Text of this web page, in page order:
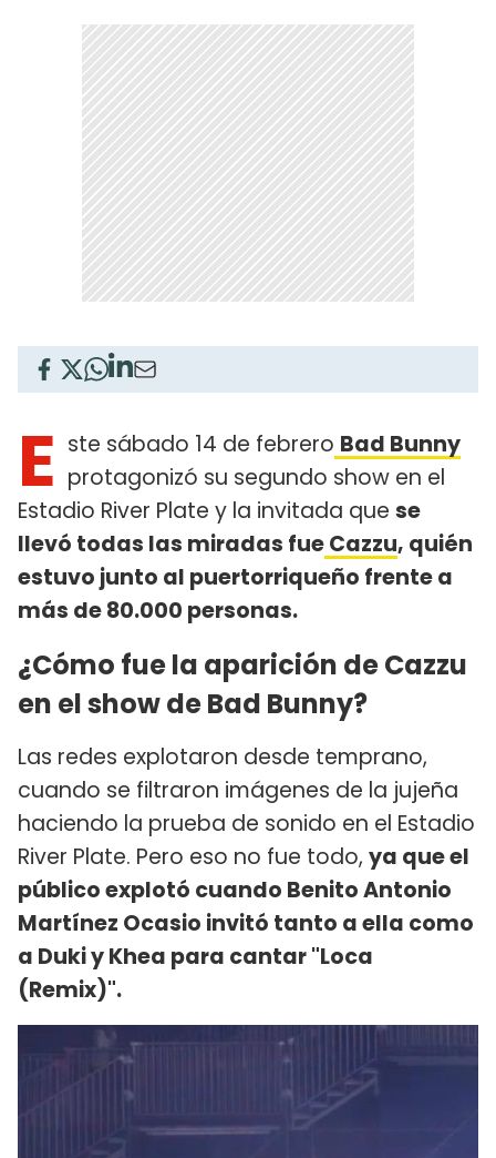
E ste sábado 14 de febrero Bad Bunny
protagonizó su segundo show en el
Estadio River Plate y la invitada que se
llevó todas las miradas fueCazzu, quién
estuvo junto al puertorriqueño frente a
más de 80.000 personas.
¿Cómo fue la aparición de Cazzu
en el show de Bad Bunny?
Las redes explotaron desde temprano,
cuando se filtraron imágenes de la jujeña
haciendo la prueba de sonido en el Estadio
River Plate. Pero eso no fue todo, ya que el
público explotó cuando Benito Antonio
Martínez Ocasio invitó tanto a ella como
a Duki y Khea para cantar "Loca
(Remix)".